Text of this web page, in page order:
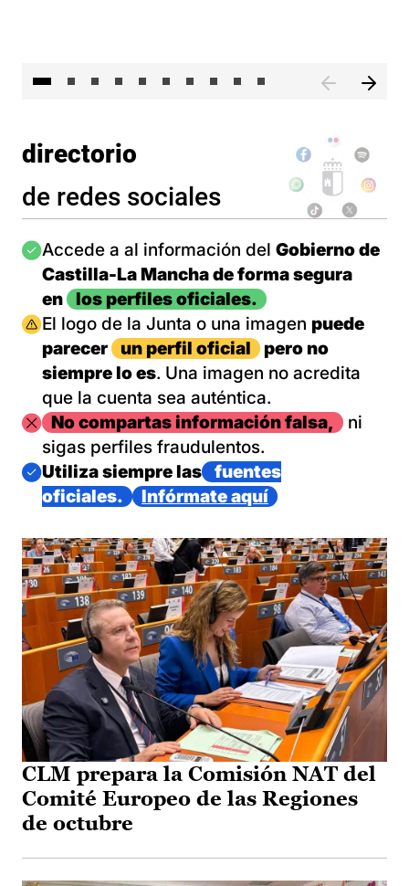
directorio
de redes sociales
Imagen
Accede a al información del Gobierno de
Castilla-La Mancha de forma segura
en
los perfiles oficiales.
Imagen
El logo de la Junta o una imagen puede
parecer
un perfil oficial
pero no
siempre lo es. Una imagen no acredita
que la cuenta sea auténtica.
ImagenNo compartas información falsa,
ni
sigas perfiles fraudulentos.
Imagen
Utiliza siempre las
fuentes
oficiales.
Infórmate aquí
CLM prepara la Comisión NAT del
Comité Europeo de las Regiones
de octubre